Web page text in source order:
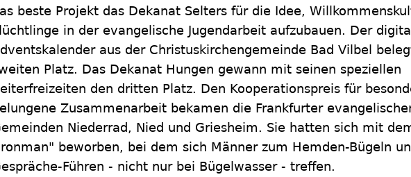
beste Projekt das Dekanat Selters für die Idee,
in der evangelische Jugendarbeit aufzubauen. Der
aus der Christuskirchengemeinde Bad Vilbel
Platz. Das Dekanat Hungen gewann mit seinen speziellen
den dritten Platz. Den Kooperationspreis für
Zusammenarbeit bekamen die Frankfurter
Niederrad, Nied und Griesheim. Sie hatten sich mit
beworben, bei dem sich Männer zum Hemden-Bügeln
Führen - nicht nur bei Bügelwasser - treffen.